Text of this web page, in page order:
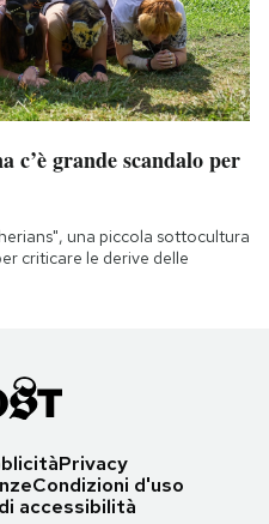
c’è grande scandalo per
una piccola sottocultura
criticare le derive delle
Privacy
Condizioni d'uso
accessibilità